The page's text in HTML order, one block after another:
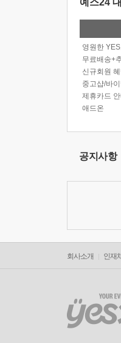
예스24
영원한
무료배송+
신규회원 혜
중고샵/바이
제휴카드 안
애드온
공지사항
회사소개 인재